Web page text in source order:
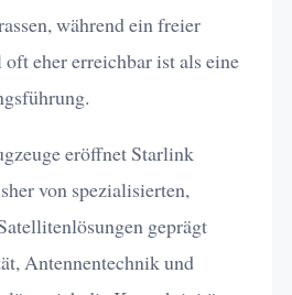
während ein freier
eher erreichbar ist als eine
eröffnet Starlink
von spezialisierten,
geprägt
Antennentechnik und